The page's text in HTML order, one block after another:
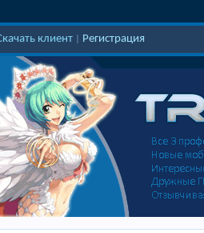
клиент Регистрация